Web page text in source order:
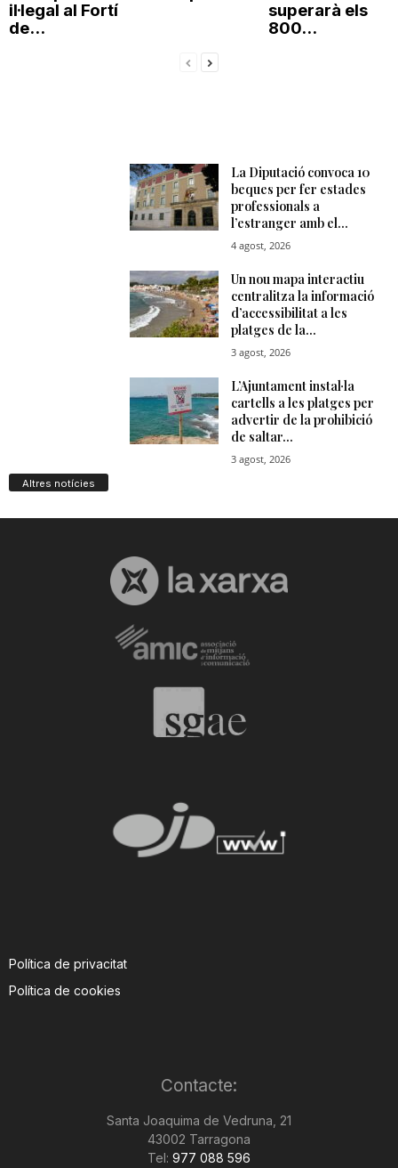
il·legal al Fortí
de...
superarà els
800...
Altres notícies
Política de privacitat
Política de cookies
Contacte:
Santa Joaquima de Vedruna, 21
43002 Tarragona
Tel: 977 088 596